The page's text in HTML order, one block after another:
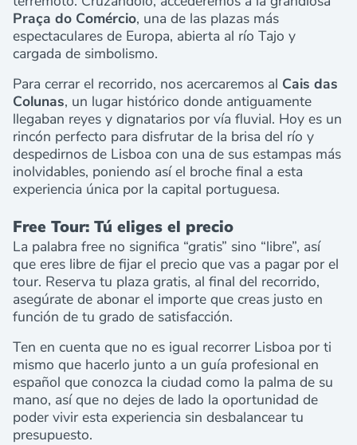
Praça do Comércio, una de las plazas más
espectaculares de Europa, abierta al río Tajo y
cargada de simbolismo.
Para cerrar el recorrido, nos acercaremos al Cais das
Colunas, un lugar histórico donde antiguamente
llegaban reyes y dignatarios por vía fluvial. Hoy es un
rincón perfecto para disfrutar de la brisa del río y
despedirnos de Lisboa con una de sus estampas más
inolvidables, poniendo así el broche final a esta
experiencia única por la capital portuguesa.
Free Tour: Tú eliges el precio
La palabra free no significa “gratis” sino “libre”, así
que eres libre de fijar el precio que vas a pagar por el
tour. Reserva tu plaza gratis, al final del recorrido,
asegúrate de abonar el importe que creas justo en
función de tu grado de satisfacción.
Ten en cuenta que no es igual recorrer Lisboa por ti
mismo que hacerlo junto a un guía profesional en
español que conozca la ciudad como la palma de su
mano, así que no dejes de lado la oportunidad de
poder vivir esta experiencia sin desbalancear tu
presupuesto.